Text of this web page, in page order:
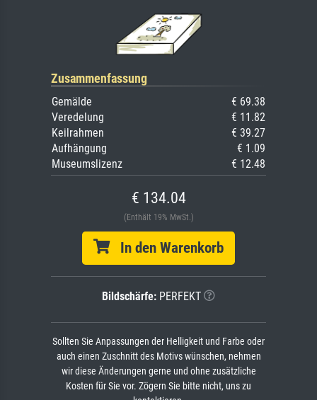
Zusammenfassung
Gemälde
€ 69.38
Veredelung
€ 11.82
Keilrahmen
€ 39.27
Aufhängung
€ 1.09
Museumslizenz
€ 12.48
€ 134.04
(Enthält 19% MwSt.)
In den Warenkorb
Bildschärfe: PERFEKT
Sollten Sie Anpassungen der Helligkeit und Farbe oder
auch einen Zuschnitt des Motivs wünschen, nehmen
wir diese Änderungen gerne und ohne zusätzliche
Kosten für Sie vor. Zögern Sie bitte nicht, uns zu